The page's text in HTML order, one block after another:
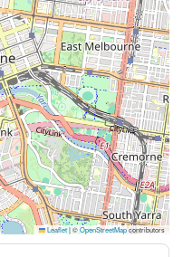
Leaflet|©OpenStreetMapcontributors